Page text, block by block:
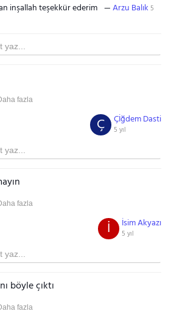
inşallah teşekkür ederim Arzu Balık 5
fazla
Çİğdem Dasti
5 yıl
Ç
fazla
İsim Akyazı
5 yıl
İ
böyle çıktı
fazla